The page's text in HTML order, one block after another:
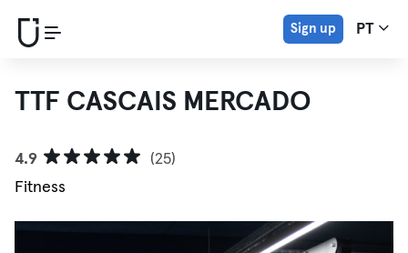
Sign up PT
TTF CASCAIS MERCADO
4.9
(25)
Fitness